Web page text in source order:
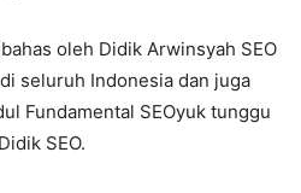
oleh Didik Arwinsyah SEO
seluruh Indonesia dan juga
Fundamental SEOyuk tunggu
SEO.